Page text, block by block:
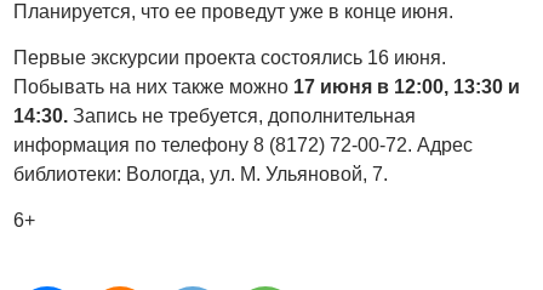
Планируется, что ее проведут уже в конце июня.
Первые экскурсии проекта состоялись 16 июня.
Побывать на них также можно 17 июня в 12:00, 13:30 и
14:30.Запись не требуется, дополнительная
информация по телефону 8 (8172) 72-00-72. Адрес
библиотеки: Вологда, ул. М. Ульяновой, 7.
6+